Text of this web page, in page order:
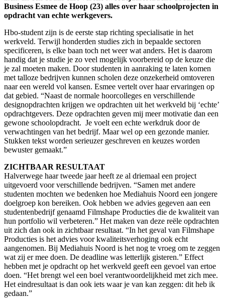
Business Esmee de Hoop (23) alles over haar schoolprojecten in
opdracht van echte werkgevers.
Hbo-student zijn is de eerste stap richting specialisatie in het
werkveld. Terwijl honderden studies zich in bepaalde sectoren
specificeren, is elke baan toch net weer wat anders. Het is daarom
handig dat je studie je zo veel mogelijk voorbereid op de keuze die
je zal moeten maken. Door studenten in aanraking te laten komen
met talloze bedrijven kunnen scholen deze onzekerheid omtoveren
naar een wereld vol kansen. Esmee vertelt over haar ervaringen op
dat gebied. “Naast de normale hoorcolleges en verschillende
designopdrachten krijgen we opdrachten uit het werkveld bij ‘echte’
opdrachtgevers. Deze opdrachten geven mij meer motivatie dan een
gewone schoolopdracht. Je voelt een echte werkdruk door de
verwachtingen van het bedrijf. Maar wel op een gezonde manier.
Stukken tekst worden serieuzer geschreven en keuzes worden
bewuster gemaakt.”
ZICHTBAAR RESULTAAT
Halverwege haar tweede jaar heeft ze al driemaal een project
uitgevoerd voor verschillende bedrijven. “Samen met andere
studenten mochten we bedenken hoe Mediahuis Noord een jongere
doelgroep kon bereiken. Ook hebben we advies gegeven aan een
studentenbedrijf genaamd Filmshape Producties die de kwaliteit van
hun portfolio wil verbeteren.” Het maken van deze reële opdrachten
uit zich dan ook in zichtbaar resultaat. “In het geval van Filmshape
Producties is het advies voor kwaliteitsverhoging ook echt
aangenomen. Bij Mediahuis Noord is het nog te vroeg om te zeggen
wat zij er mee doen. De deadline was letterlijk gisteren.” Effect
hebben met je opdracht op het werkveld geeft een gevoel van ertoe
doen. “Het brengt wel een boel verantwoordelijkheid met zich mee.
Het eindresultaat is dan ook iets waar je van kan zeggen: dit heb ik
gedaan.”